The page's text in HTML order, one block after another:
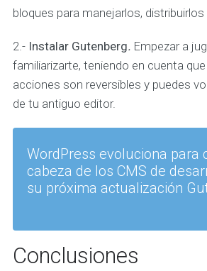
bloques para manejarlos, distribuirlos
2.- Instalar Gutenberg. Empezar a
familiarizarte, teniendo en cuenta
acciones son reversibles y puedes
de tu antiguo editor.
WordPress evoluciona para
cabeza de los CMS de
su próxima actualización
Conclusiones